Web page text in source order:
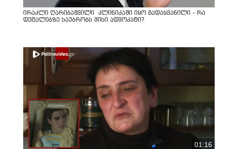
ირაკლი ღარიბაშვილი კლინიკაში იყო გადაყვანილი - რა
დეტალებზე საუბრობს მისი ადვოკატი?
01:16